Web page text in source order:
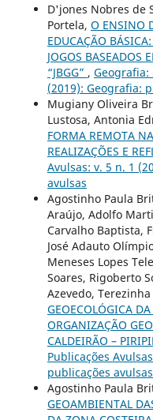
D'jones Nobres de
Portela, O ENSINO
EDUCAÇÃO
JOGOS BASEADOS
“JBGG” , Geografia:
(2019): Geografia:
Mugiany Oliveira
Lustosa, Antonia
FORMA REMOTA
REALIZAÇÕES E
Avulsas: v. 5 n. 1
avulsas
Agostinho Paula
Araújo, Adolfo
Carvalho Baptista,
José Adauto
Meneses Lopes
Soares, Rigoberto
Azevedo,
GEOECOLÓGICA
ORGANIZAÇÃO
CALDEIRÃO –
Publicações
publicações avulsas
Agostinho Paula
GEOAMBIENTAL